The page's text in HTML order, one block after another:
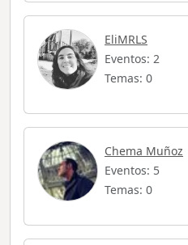
EliMRLS
Eventos: 2
Temas: 0
Chema Muñoz
Eventos: 5
Temas: 0